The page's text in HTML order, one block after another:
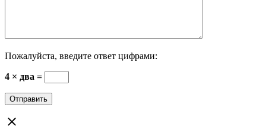
Пожалуйста, введите ответ цифрами:
4 × два =